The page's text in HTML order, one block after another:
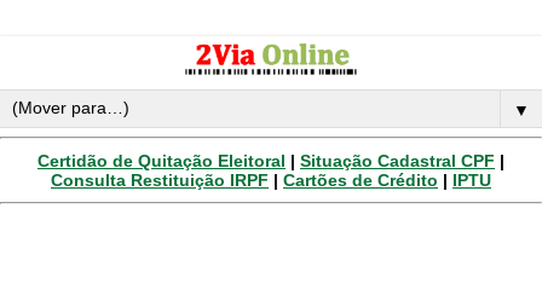
▼
Certidão de Quitação Eleitoral | Situação Cadastral CPF |
Consulta Restituição IRPF | Cartões de Crédito | IPTU